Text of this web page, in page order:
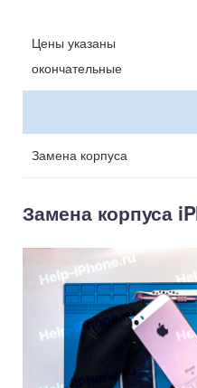
Цены указаны
окончательные
Замена корпуса
Замена корпуса